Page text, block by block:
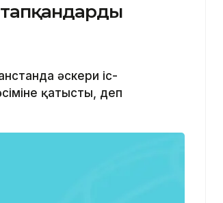
тапқандарды
әскери іс-
қатысты, деп